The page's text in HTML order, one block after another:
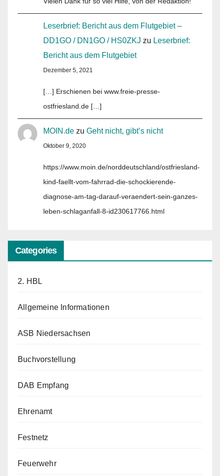
Leserbrief: Bericht aus dem Flutgebiet –
DD1GO / DN1GO / HS0ZKJ zu Leserbrief:
Bericht aus dem Flutgebiet
Dezember 5, 2021
[…] Erschienen bei www.freie-presse-
ostfriesland.de […]
MOIN.de zu Geht nicht, gibt’s nicht
Oktober 9, 2020
https://www.moin.de/norddeutschland/ostfriesland-
kind-faellt-vom-fahrrad-die-schockierende-
diagnose-am-tag-darauf-veraendert-sein-ganzes-
leben-schlaganfall-8-id230617766.html
Categories
2. HBL
Allgemeine Informationen
ASB Niedersachsen
Buchvorstellung
DAB Empfang
Ehrenamt
Festnetz
Feuerwehr